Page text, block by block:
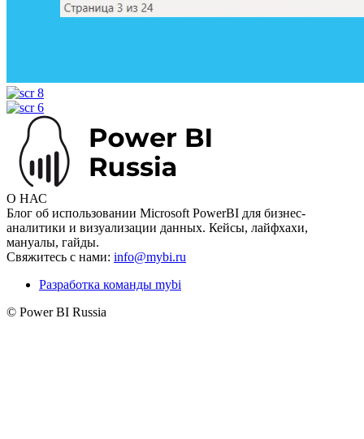
О НАС
Блог об использовании Microsoft PowerBI для бизнес-
аналитики и визуализации данных. Кейсы, лайфхахи,
мануалы, гайды.
Свяжитесь с нами: info@mybi.ru
Разработка команды mybi
© Power BI Russia